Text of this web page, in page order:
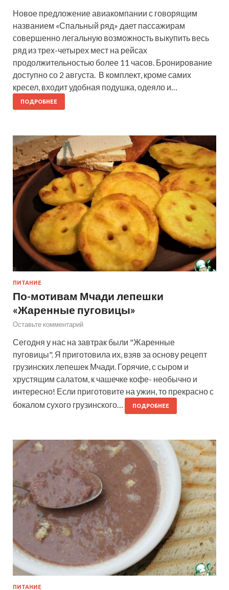
Новое предложение авиакомпании с говорящим
названием «Спальный ряд» дает пассажирам
совершенно легальную возможность выкупить весь
ряд из трех-четырех мест на рейсах
продолжительностью более 11 часов. Бронирование
доступно со 2 августа. В комплект, кроме самих
кресел, входит удобная подушка, одеяло и…
ПОДРОБНЕЕ
ПИТАНИЕ
По-мотивам Мчади лепешки
«Жаренные пуговицы»
Оставьте комментарий
Сегодня у нас на завтрак были "Жаренные
пуговицы". Я приготовила их, взяв за основу рецепт
грузинских лепешек Мчади. Горячие, с сыром и
хрустящим салатом, к чашечке кофе- необычно и
интересно! Если приготовите на ужин, то прекрасно с
бокалом сухого грузинского…
ПОДРОБНЕЕ
ПИТАНИЕ